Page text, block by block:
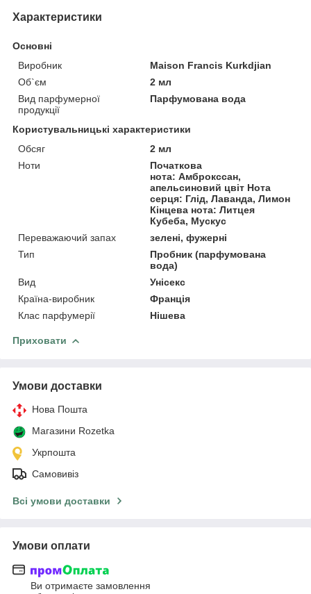
Характеристики
Основні
Виробник
Maison Francis Kurkdjian
Об`єм
2 мл
Вид парфумерної
продукції
Парфумована вода
Користувальницькі характеристики
Обсяг
2 мл
Ноти
Початкова
нота: Амброкссан,
апельсиновий цвіт Нота
серця: Глід, Лаванда, Лимон
Кінцева нота: Литцея
Кубеба, Мускус
Переважаючий запах
зелені, фужерні
Тип
Пробник (парфумована
вода)
Вид
Унісекс
Країна-виробник
Франція
Клас парфумерії
Нішева
Приховати
Умови доставки
Нова Пошта
Магазини Rozetka
Укрпошта
Самовивіз
Всі умови доставки
Умови оплати
Ви отримаєте замовлення